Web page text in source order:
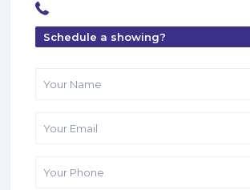
Schedule a showing?